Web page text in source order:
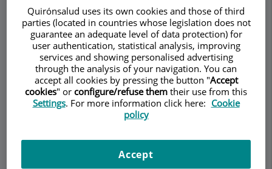
Si usted desea tener una tez renovada, dándole
un aspecto más fresco y tonificado el láser CO2,
también llamado el "láser peeling", puede ser una
opción para usted. Este tratamiento consiste en
suavizar o alisar la piel del rostro, eliminando
capa a capa zonas dañadas (cicatrices) o con
arrugas así como corrigiendo zonas mal
pigmentadas. Este procedimiento se puede
labios y los ojos, áreas donde este tratamiento se
Quirónsalud uses its own cookies and those of third
parties (located in countries whose legislation does not
guarantee an adequate level of data protection) for
user authentication, statistical analysis, improving
services and showing personalised advertising
through the analysis of your navigation. You can
accept all cookies by pressing the button "Accept
cookies" or configure/refuse them their use from this
Settings. For more information click here: Cookie
policy
Accept